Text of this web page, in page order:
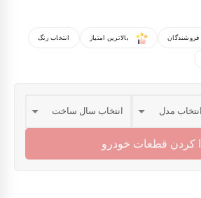
فروشندگان بالاترین امتیاز انتخاب رنگ
کردن قطعات خودرو